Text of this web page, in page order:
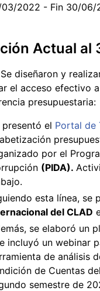
03/2022 - Fin 30/06/
Actual
Se diseñaron y
el acceso efectivo
presupuestaria:
presentó el Portal de
por el
(PIDA).
esta línea, se
del CLAD
se elaboró un
incluyó un webinar
de análisis
de Cuentas
semestre de